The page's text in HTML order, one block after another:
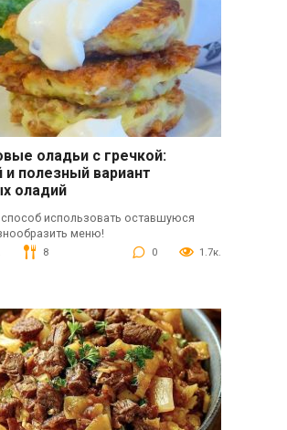
оладьи с гречкой:
и полезный вариант
оладий
использовать оставшуюся
меню!
8 0 1.7к.